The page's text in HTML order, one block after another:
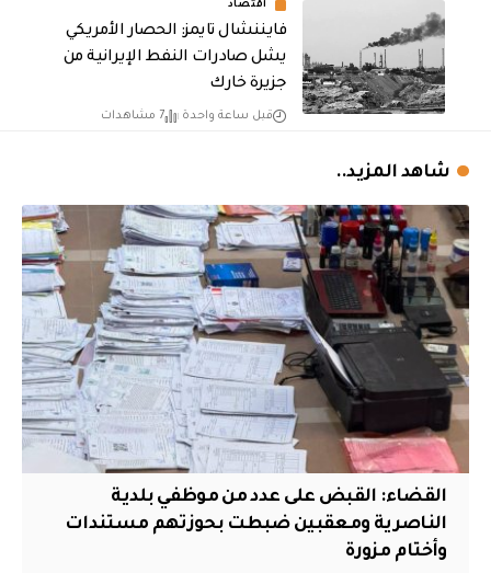
أقتصاد
فايننشال تايمز: الحصار الأمريكي
يشل صادرات النفط الإيرانية من
جزيرة خارك
قبل ساعة واحدة 7 مشاهدات
شاهد المزيد..
القضاء: القبض على عدد من موظفي بلدية
الناصرية ومعقبين ضبطت بحوزتهم مستندات
وأختام مزورة